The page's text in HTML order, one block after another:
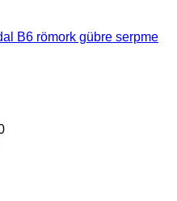
B6 römork gübre serpme